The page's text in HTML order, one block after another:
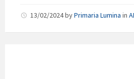
13/02/2024byPrimaria Lumina in